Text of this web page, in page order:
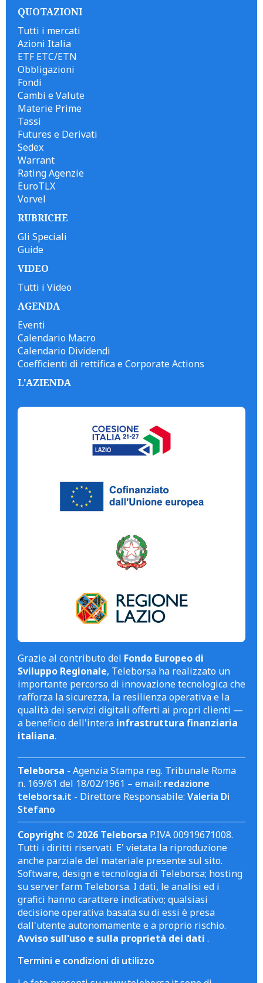
QUOTAZIONI
Tutti i mercati
Azioni Italia
ETF ETC/ETN
Obbligazioni
Fondi
Cambi e Valute
Materie Prime
Tassi
Futures e Derivati
Sedex
Warrant
Rating Agenzie
EuroTLX
Vorvel
RUBRICHE
Gli Speciali
Guide
VIDEO
Tutti i Video
AGENDA
Eventi
Calendario Macro
Calendario Dividendi
Coefficienti di rettifica e Corporate Actions
L'AZIENDA
Grazie al contributo del Fondo Europeo di
Sviluppo Regionale, Teleborsa ha realizzato un
importante percorso di innovazione tecnologica che
rafforza la sicurezza, la resilienza operativa e la
qualità dei servizi digitali offerti ai propri clienti —
a beneficio dell'intera infrastruttura finanziaria
italiana.
Teleborsa - Agenzia Stampa reg. Tribunale Roma
n. 169/61 del 18/02/1961 – email: redazione
teleborsa.it - Direttore Responsabile: Valeria Di
Stefano
Copyright © 2026 Teleborsa P.IVA 00919671008.
Tutti i diritti riservati. E' vietata la riproduzione
anche parziale del materiale presente sul sito.
Software, design e tecnologia di Teleborsa; hosting
su server farm Teleborsa. I dati, le analisi ed i
grafici hanno carattere indicativo; qualsiasi
decisione operativa basata su di essi è presa
dall'utente autonomamente e a proprio rischio.
Avviso sull'uso e sulla proprietà dei dati .
Termini e condizioni di utilizzo